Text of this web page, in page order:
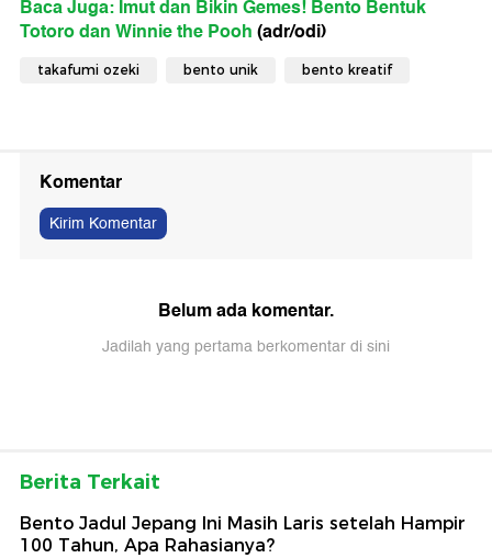
Baca Juga: Imut dan Bikin Gemes! Bento Bentuk
Totoro dan Winnie the Pooh(adr/odi)
takafumi ozeki bento unik bento kreatif
Komentar
Kirim Komentar
Belum ada komentar.
Jadilah yang pertama berkomentar di sini
Berita Terkait
Bento Jadul Jepang Ini Masih Laris setelah Hampir
100 Tahun, Apa Rahasianya?